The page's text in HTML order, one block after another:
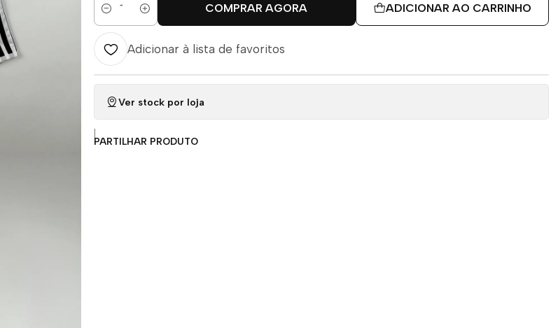
Quantidade
ADICIONAR AO CARRINHO
COMPRAR AGORA
Adicionar à lista de favoritos
Ver stock por loja
|
PARTILHAR PRODUTO